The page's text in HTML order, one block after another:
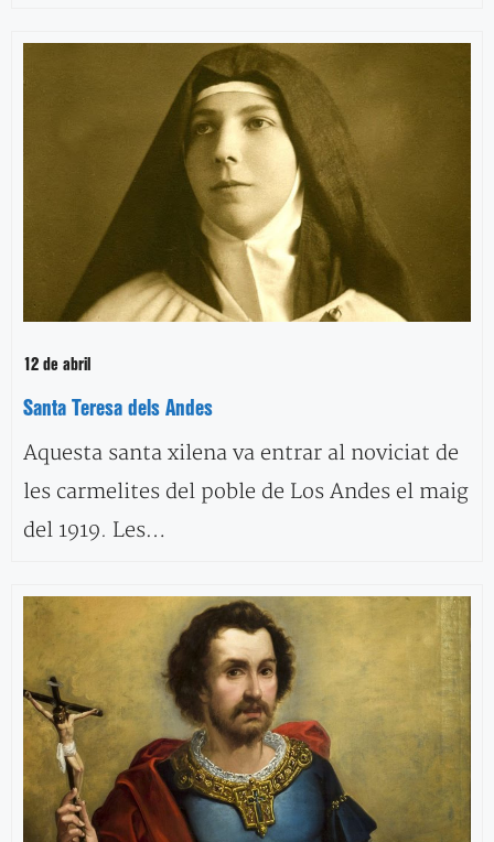
12 de abril
Santa Teresa dels Andes
Aquesta santa xilena va entrar al noviciat de
les carmelites del poble de Los Andes el maig
del 1919. Les…